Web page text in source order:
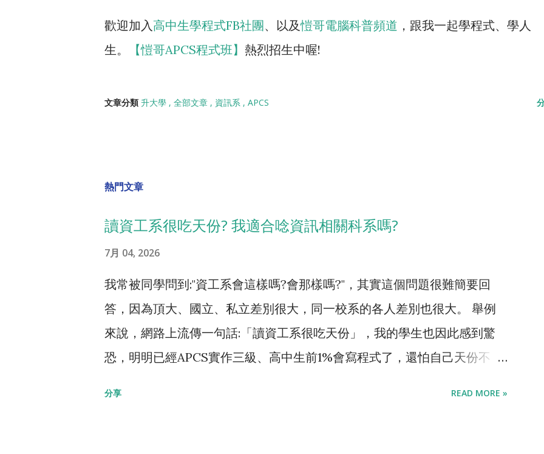
歡迎加入 高中生學程式FB社團、以及愷哥電腦科普頻道 ，跟我一起學程式、學人
生。
【愷哥APCS程式班】 熱烈招生中喔!
文章分類 升大學 全部文章 資訊系 APCS
熱門文章
讀資工系很吃天份? 我適合唸資訊相關科系嗎?
7月 04, 2026
我常被同學問到:"資工系會這樣嗎?會那樣嗎?"，其實這個問題很難簡要回
答，因為頂大、國立、私立差別很大，同一校系的各人差別也很大。 舉例
來說，網路上流傳一句話:「讀資工系很吃天份」，我的學生也因此感到驚
恐，明明已經APCS實作三級、高中生前1%會寫程式了，還怕自己天份不
分享 READ MORE »